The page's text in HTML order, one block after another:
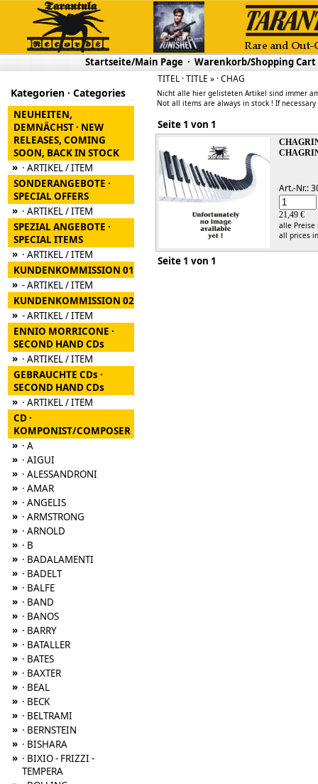
Startseite/Main Page · Warenkorb/Shopping Cart
Kategorien · Categories
NEUHEITEN,
DEMNÄCHST · NEW
RELEASES, COMING
SOON, BACK IN STOCK
» · ARTIKEL / ITEM
SONDERANGEBOTE ·
SPECIAL OFFERS
» · ARTIKEL / ITEM
SPEZIAL ANGEBOTE ·
SPECIAL ITEMS
» · ARTIKEL / ITEM
KUNDENKOMMISSION 01
» - ARTIKEL / ITEM
KUNDENKOMMISSION 02
» - ARTIKEL / ITEM
ENNIO MORRICONE ·
SECOND HAND CDs
» · ARTIKEL / ITEM
GEBRAUCHTE CDs ·
SECOND HAND CDs
» · ARTIKEL / ITEM
CD ·
KOMPONIST/COMPOSER
» · A
» · AIGUI
» · ALESSANDRONI
» · AMAR
» · ANGELIS
» · ARMSTRONG
» · ARNOLD
» · B
» · BADALAMENTI
» · BADELT
» · BALFE
» · BAND
» · BANOS
» · BARRY
» · BATALLER
» · BATES
» · BAXTER
» · BEAL
» · BECK
» · BELTRAMI
» · BERNSTEIN
» · BISHARA
» · BIXIO - FRIZZI -
TEMPERA
TITEL · TITLE » · CHAG
Nicht alle hier gelisteten Artikel sind immer
Not all items are always in stock ! If
Seite 1 von 1
Art.-Nr.:
21,49 €
alle
all prices
Seite 1 von 1